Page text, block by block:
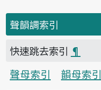
聲韻調索引
快速跳去索引 ¶
聲母索引
韻母索引